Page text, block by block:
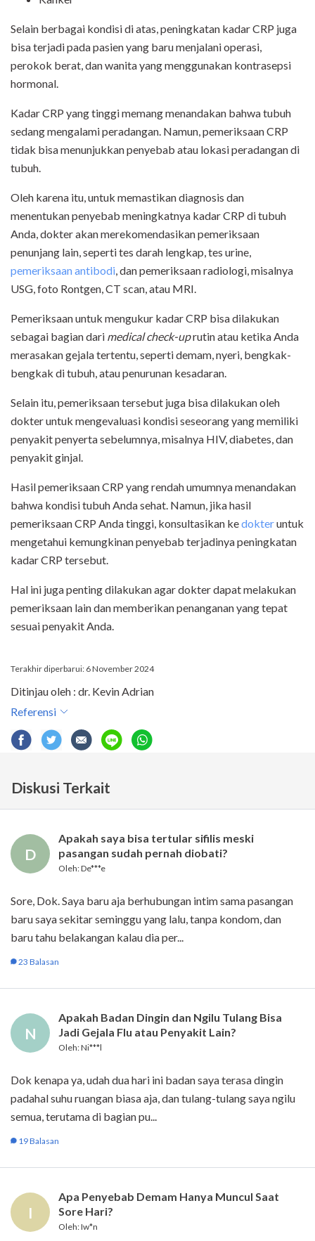
Selain berbagai kondisi di atas, peningkatan kadar CRP juga
bisa terjadi pada pasien yang baru menjalani operasi,
perokok berat, dan wanita yang menggunakan kontrasepsi
hormonal.
Kadar CRP yang tinggi memang menandakan bahwa tubuh
sedang mengalami peradangan. Namun, pemeriksaan CRP
tidak bisa menunjukkan penyebab atau lokasi peradangan di
tubuh.
Oleh karena itu, untuk memastikan diagnosis dan
menentukan penyebab meningkatnya kadar CRP di tubuh
Anda, dokter akan merekomendasikan pemeriksaan
penunjang lain, seperti tes darah lengkap, tes urine,
pemeriksaan antibodi, dan pemeriksaan radiologi, misalnya
USG, foto Rontgen, CT scan, atau MRI.
Pemeriksaan untuk mengukur kadar CRP bisa dilakukan
sebagai bagian dari medical check-uprutin atau ketika Anda
merasakan gejala tertentu, seperti demam, nyeri, bengkak-
bengkak di tubuh, atau penurunan kesadaran.
Selain itu, pemeriksaan tersebut juga bisa dilakukan oleh
dokter untuk mengevaluasi kondisi seseorang yang memiliki
penyakit penyerta sebelumnya, misalnya HIV, diabetes, dan
penyakit ginjal.
Hasil pemeriksaan CRP yang rendah umumnya menandakan
bahwa kondisi tubuh Anda sehat. Namun, jika hasil
pemeriksaan CRP Anda tinggi, konsultasikan kedokteruntuk
mengetahui kemungkinan penyebab terjadinya peningkatan
kadar CRP tersebut.
Hal ini juga penting dilakukan agar dokter dapat melakukan
pemeriksaan lain dan memberikan penanganan yang tepat
sesuai penyakit Anda.
Terakhir diperbarui: 6 November 2024